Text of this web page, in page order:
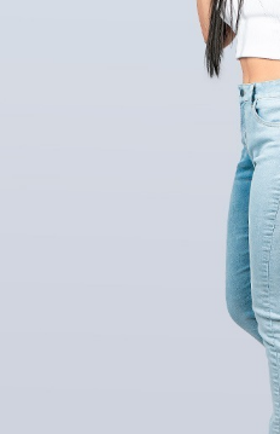
de desarrollar y
y con el respaldo de una
datos en el siguiente
y recibe lo último de las